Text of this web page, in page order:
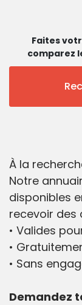
Faites
comparez
À la
Notre
disponibles
recevoir des
• Valides
•
• Sans
Demandez